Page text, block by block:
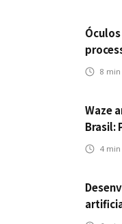
seguros
8
Waze
Brasil:
ao 4
de